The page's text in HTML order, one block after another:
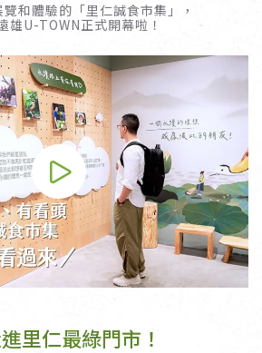
和體驗的「里仁誠食市集」，
雄U-TOWN正式開幕啦！
里仁最綠門市！